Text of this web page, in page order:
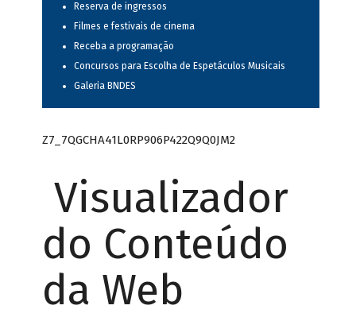
Reserva de ingressos
Filmes e festivais de cinema
Receba a programação
Concursos para Escolha de Espetáculos Musicais
Galeria BNDES
Z7_7QGCHA41L0RP906P422Q9Q0JM2
Visualizador
do Conteúdo
da Web